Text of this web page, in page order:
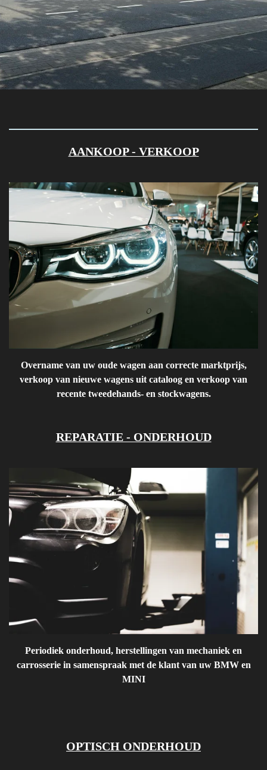
AANKOOP - VERKOOP
Overname van uw oude wagen aan correcte marktprijs,
verkoop van nieuwe wagens uit cataloog en verkoop van
recente tweedehands- en stockwagens.
REPARATIE - ONDERHOUD
Periodiek onderhoud, herstellingen van mechaniek en
carrosserie in samenspraak met de klant van uw BMW en
MINI
OPTISCH ONDERHOUD